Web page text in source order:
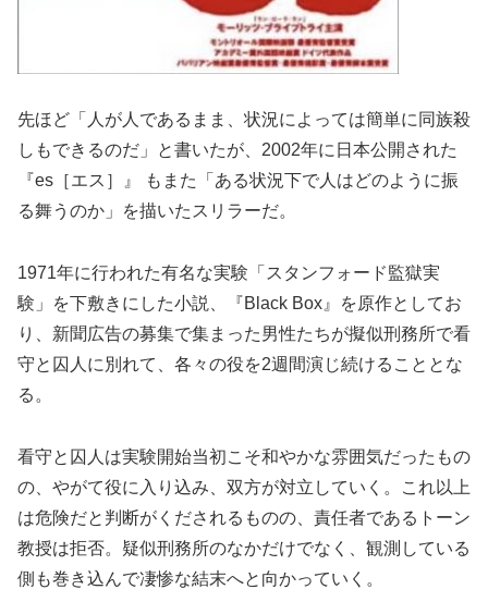
先ほど「人が人であるまま、状況によっては簡単に同族殺
しもできるのだ」と書いたが、2002年に日本公開された
『es［エス］』 もまた「ある状況下で人はどのように振
る舞うのか」を描いたスリラーだ。
1971年に行われた有名な実験「スタンフォード監獄実
験」を下敷きにした小説、『Black Box』を原作としてお
り、新聞広告の募集で集まった男性たちが擬似刑務所で看
守と囚人に別れて、各々の役を2週間演じ続けることとな
る。
看守と囚人は実験開始当初こそ和やかな雰囲気だったもの
の、やがて役に入り込み、双方が対立していく。これ以上
は危険だと判断がくだされるものの、責任者であるトーン
教授は拒否。疑似刑務所のなかだけでなく、観測している
側も巻き込んで凄惨な結末へと向かっていく。